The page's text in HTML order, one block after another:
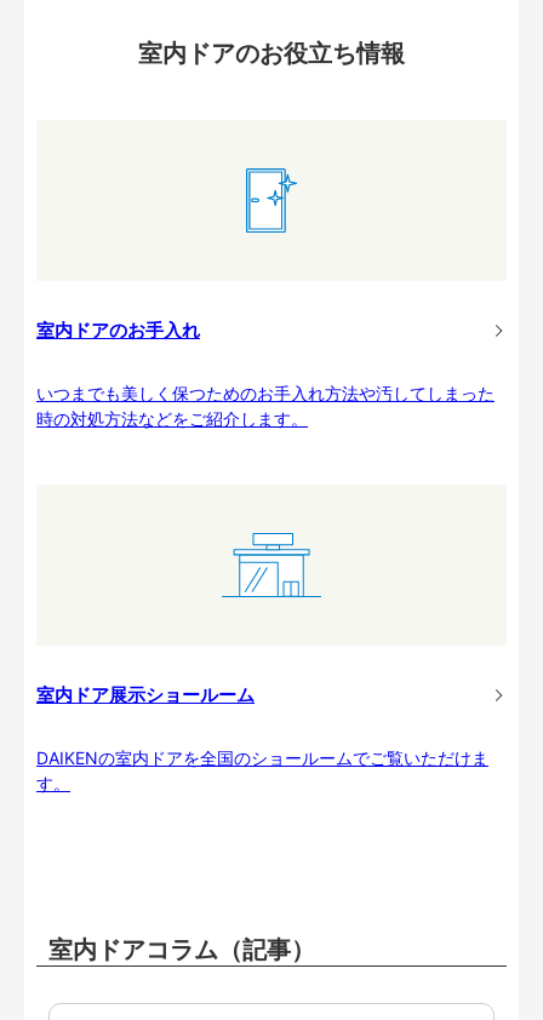
室内ドアのお役立ち情報
室内ドアのお手入れ
いつまでも美しく保つためのお手入れ方法や汚してしまった
時の対処方法などをご紹介します。
室内ドア展示ショールーム
DAIKENの室内ドアを全国のショールームでご覧いただけま
す。
室内ドアコラム（記事）